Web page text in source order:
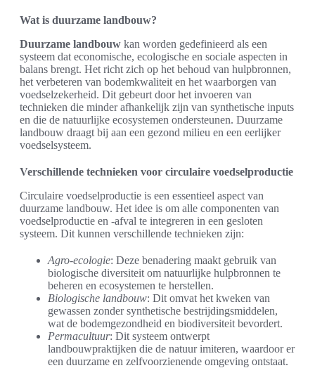
Wat is duurzame landbouw?
Duurzame landbouw kan worden gedefinieerd als een
systeem dat economische, ecologische en sociale aspecten in
balans brengt. Het richt zich op het behoud van hulpbronnen,
het verbeteren van bodemkwaliteit en het waarborgen van
voedselzekerheid. Dit gebeurt door het invoeren van
technieken die minder afhankelijk zijn van synthetische inputs
en die de natuurlijke ecosystemen ondersteunen. Duurzame
landbouw draagt bij aan een gezond milieu en een eerlijker
voedselsysteem.
Verschillende technieken voor circulaire voedselproductie
Circulaire voedselproductie is een essentieel aspect van
duurzame landbouw. Het idee is om alle componenten van
voedselproductie en -afval te integreren in een gesloten
systeem. Dit kunnen verschillende technieken zijn:
Agro-ecologie: Deze benadering maakt gebruik van
biologische diversiteit om natuurlijke hulpbronnen te
beheren en ecosystemen te herstellen.
Biologische landbouw: Dit omvat het kweken van
gewassen zonder synthetische bestrijdingsmiddelen,
wat de bodemgezondheid en biodiversiteit bevordert.
Permacultuur: Dit systeem ontwerpt
landbouwpraktijken die de natuur imiteren, waardoor er
een duurzame en zelfvoorzienende omgeving ontstaat.